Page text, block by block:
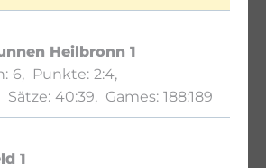
Heilbronn 1
6
2:4
40:39 188:189
1